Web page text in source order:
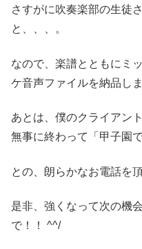
さすがに吹奏楽部の生徒
と、、、。
なので、楽譜とともにミ
ケ音声ファイルを納品しま
あとは、僕のクライアン
無事に終わって「甲子園
との、朗らかなお電話を
是非、強くなって次の機
で！！ ^^/